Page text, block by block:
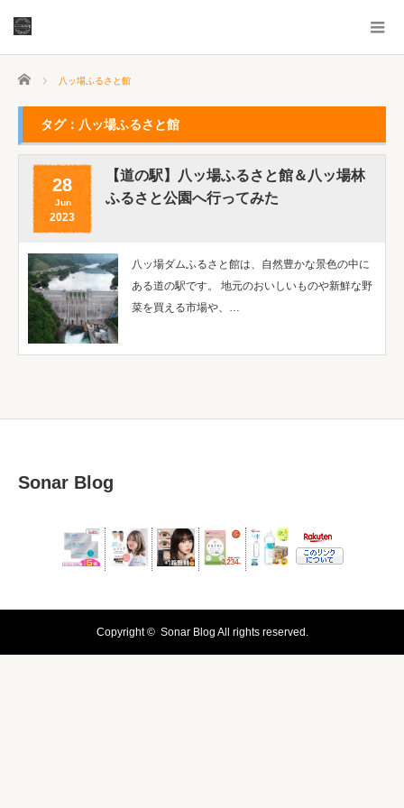
ホーム 八ッ場ふるさと館
タグ：八ッ場ふるさと館
28
Jun
2023
【道の駅】八ッ場ふるさと館＆八ッ場林
ふるさと公園へ行ってみた
八ッ場ダムふるさと館は、自然豊かな景色の中に
ある道の駅です。 地元のおいしいものや新鮮な野
菜を買える市場や、…
Sonar Blog
Copyright © Sonar Blog All rights reserved.